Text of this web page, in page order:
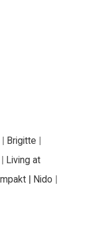
| Brigitte |
| Living at
| Nido |